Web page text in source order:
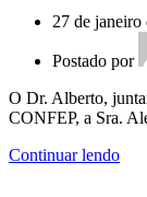
27 de janeiro
Postado por
O Dr. Alberto,
CONFEP, a Sra.
Continuar lendo